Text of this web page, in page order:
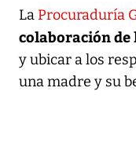
LaProcuraduría
colaboración
y ubicar a los
una madre y su